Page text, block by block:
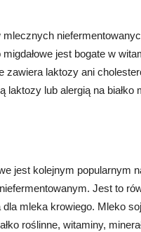
mlecznych
jest bogate w
zawiera laktozy ani
laktozy lub alergią na białko
jest kolejnym popularnym
Jest to
dla mleka krowiego. Mleko
roślinne, witaminy,